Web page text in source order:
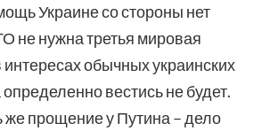
Украине со стороны нет
не нужна третья мировая
интересах обычных украинских
вестись не будет.
прощение у Путина – дело